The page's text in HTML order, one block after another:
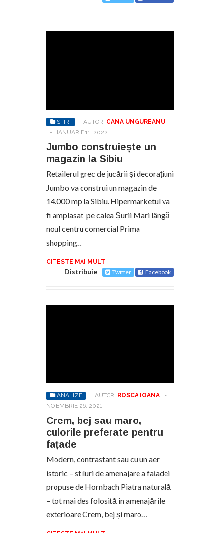
STIRI AUTOR: OANA UNGUREANU
-
IANUARIE 11, 2022
Jumbo construiește un
magazin la Sibiu
Retailerul grec de jucării și decorațiuni
Jumbo va construi un magazin de
14.000 mp la Sibiu. Hipermarketul va
fi amplasat pe calea Șurii Mari lângă
noul centru comercial Prima
shopping…
CITESTE MAI MULT
Distribuie Twitter Facebook
ANALIZE AUTOR: ROSCA IOANA
-
NOIEMBRIE 26, 2021
Crem, bej sau maro,
culorile preferate pentru
fațade
Modern, contrastant sau cu un aer
istoric – stiluri de amenajare a fațadei
propuse de Hornbach Piatra naturală
– tot mai des folosită în amenajările
exterioare Crem, bej și maro…